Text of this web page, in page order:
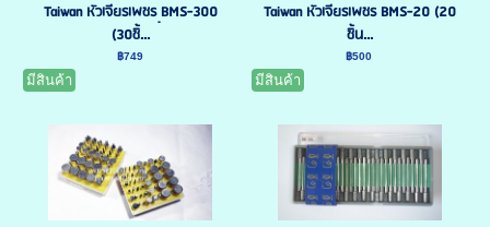
Taiwan หัวเจียรเพชร ฺBMS-300
(30ชิ้...
฿749
มีสินค้า
Taiwan หัวเจียรเพชร BMS-20 (20
ชิ้น...
฿500
มีสินค้า